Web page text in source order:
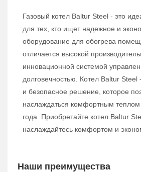
Газовый котел Baltur Steel - это
для тех, кто ищет надежное и
оборудование для обогрева
отличается высокой
инновационной системой
долговечностью. Котел Baltur Steel
и безопасное решение, которое
наслаждаться комфортным
года. Приобретайте котел Baltur
наслаждайтесь комфортом и
Наши преимущества